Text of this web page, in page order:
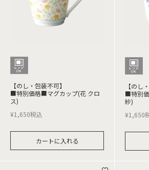
【のし・包装不可】
■特別価格■マグカップ(花 クロ
ス)
¥1,650税込
カートに入れる
【のし
■特別
紗)
¥1,650